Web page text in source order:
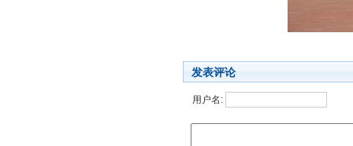
发表评论
用户名: